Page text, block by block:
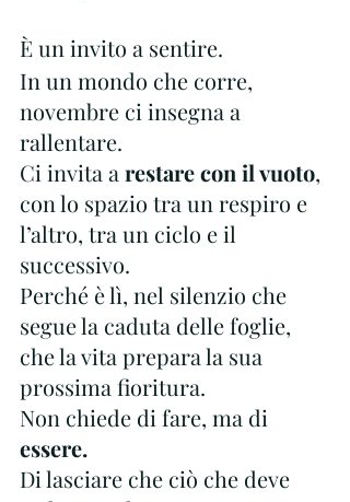
È un invito a sentire.
In un mondo che corre,
novembre ci insegna a
rallentare.
Ci invita a restare con il vuoto,
con lo spazio tra un respiro e
l’altro, tra un ciclo e il
successivo.
Perché è lì, nel silenzio che
segue la caduta delle foglie,
che la vita prepara la sua
prossima fioritura.
Non chiede di fare, ma di
essere.
Di lasciare che ciò che deve